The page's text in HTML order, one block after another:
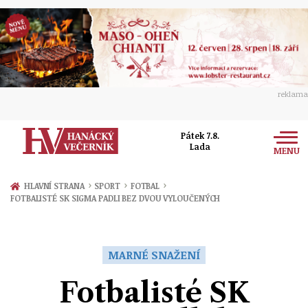
reklama
Pátek 7.8.
Lada
MENU
Zprávy
Ekonomika
HLAVNÍ STRANA › SPORT › FOTBAL ›
FOTBALISTÉ SK SIGMA PADLI BEZ DVOU VYLOUČENÝCH
MARNÉ SNAŽENÍ
Fotbalisté SK